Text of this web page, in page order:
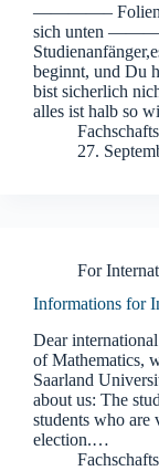
————– Folien
sich unten
beginnt, und Du
bist sicherlich
alles ist halb so
27.
For
Informations for
Dear
of Mathematics,
Saarland
about us: The
students who are
election.…